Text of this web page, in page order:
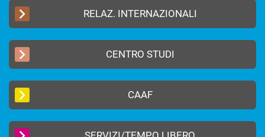
RELAZ. INTERNAZIONALI
CENTRO STUDI
CAAF